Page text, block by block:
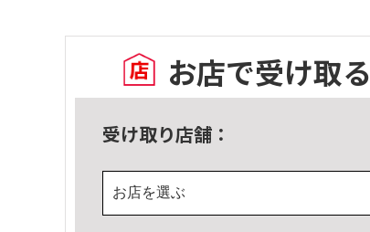
お店で受け取る
受け取り店舗：
お店を選ぶ